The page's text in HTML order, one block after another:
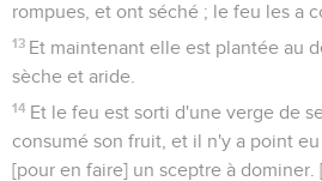
rompues, et ont séché ; le feu les a
13 Et maintenant elle est plantée au
sèche et aride.
14 Et le feu est sorti d'une verge de
consumé son fruit, et il n'y a point
[pour en faire] un sceptre à dominer.